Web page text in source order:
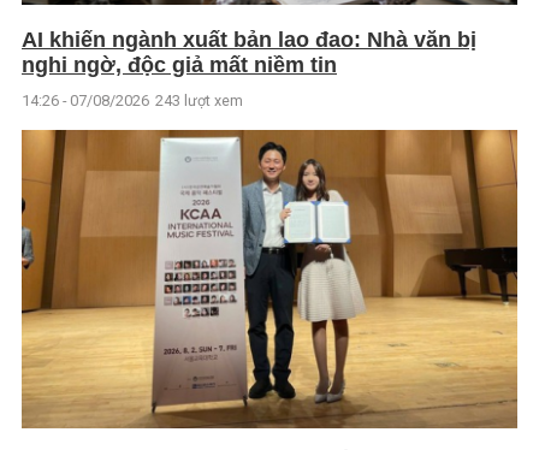
AI khiến ngành xuất bản lao đao: Nhà văn bị
nghi ngờ, độc giả mất niềm tin
14:26 - 07/08/2026 243 lượt xem